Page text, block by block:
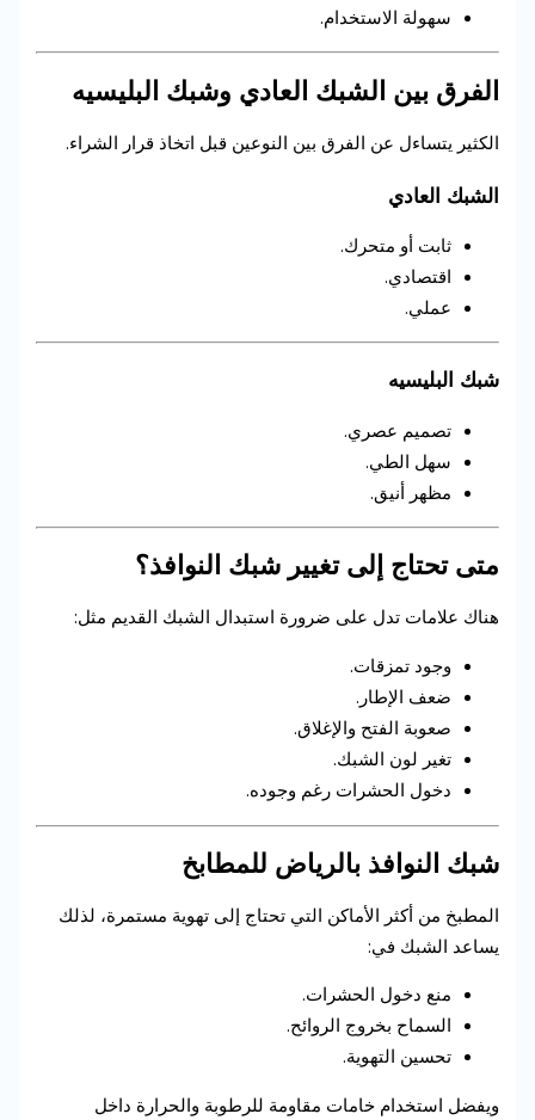
سهولة الاستخدام.
الفرق بين الشبك العادي وشبك البليسيه
الكثير يتساءل عن الفرق بين النوعين قبل اتخاذ قرار الشراء.
الشبك العادي
ثابت أو متحرك.
اقتصادي.
عملي.
شبك البليسيه
تصميم عصري.
سهل الطي.
مظهر أنيق.
متى تحتاج إلى تغيير شبك النوافذ؟
هناك علامات تدل على ضرورة استبدال الشبك القديم مثل:
وجود تمزقات.
ضعف الإطار.
صعوبة الفتح والإغلاق.
تغير لون الشبك.
دخول الحشرات رغم وجوده.
شبك النوافذ بالرياض للمطابخ
المطبخ من أكثر الأماكن التي تحتاج إلى تهوية مستمرة، لذلك
يساعد الشبك في:
منع دخول الحشرات.
السماح بخروج الروائح.
تحسين التهوية.
ويفضل استخدام خامات مقاومة للرطوبة والحرارة داخل